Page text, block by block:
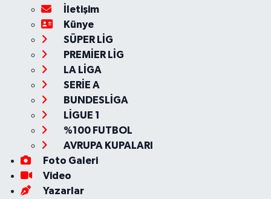
İletişim
Künye
SÜPER LİG
PREMİER LİG
LA LİGA
SERİE A
BUNDESLİGA
LİGUE 1
%100 FUTBOL
AVRUPA KUPALARI
Foto Galeri
Video
Yazarlar